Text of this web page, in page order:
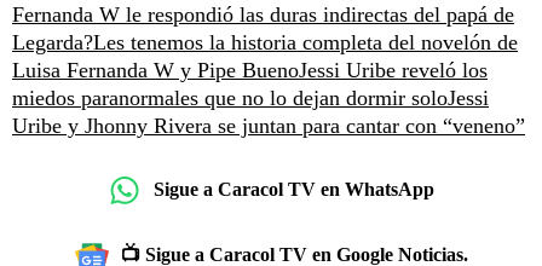
Fernanda W le respondió las duras indirectas del papá de
Legarda?Les tenemos la historia completa del novelón de
Luisa Fernanda W y Pipe BuenoJessi Uribe reveló los
miedos paranormales que no lo dejan dormir soloJessi
Uribe y Jhonny Rivera se juntan para cantar con “veneno”
Sigue a Caracol TV en WhatsApp
📺 Sigue a Caracol TV en Google Noticias.